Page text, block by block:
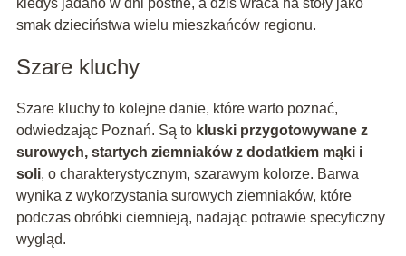
kiedyś jadano w dni postne, a dziś wraca na stoły jako
smak dzieciństwa wielu mieszkańców regionu.
Szare kluchy
Szare kluchy to kolejne danie, które warto poznać,
odwiedzając Poznań. Są to kluski przygotowywane z
surowych, startych ziemniaków z dodatkiem mąki i
soli, o charakterystycznym, szarawym kolorze. Barwa
wynika z wykorzystania surowych ziemniaków, które
podczas obróbki ciemnieją, nadając potrawie specyficzny
wygląd.